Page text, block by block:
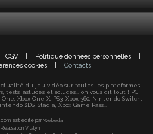
CGV Politique données personnelles
cookies Contacts
du jeu vidéo sur toutes les plateformes.
tests, astuces et soluces... on vous dit tout ! PC,
One, Xbox One X, PS3, Xbox 360, Nintendo Switch,
2DS, Stadia, Xbox Game Pass...
est édité par Webedia
Réalisation Vitalyn